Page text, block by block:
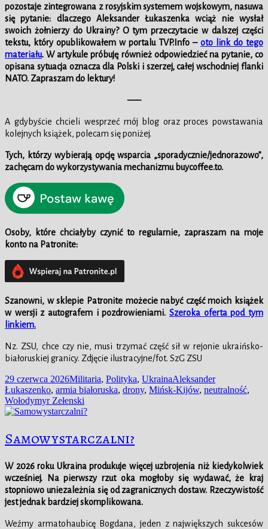
pozostaje zintegrowana z rosyjskim systemem wojskowym, nasuwa
się pytanie: dlaczego Aleksander Łukaszenka wciąż nie wysłał
swoich żołnierzy do Ukrainy? O tym przeczytacie w dalszej części
tekstu, który opublikowałem w portalu TVP.Info – oto link do tego
materiału. W artykule próbuję również odpowiedzieć na pytanie, co
opisana sytuacja oznacza dla Polski i szerzej, całej wschodniej flanki
NATO. Zapraszam do lektury!
—–
A gdybyście chcieli wesprzeć mój blog oraz proces powstawania
kolejnych książek, polecam się poniżej.
Tych, którzy wybierają opcję wsparcia „sporadycznie/jednorazowo”,
zachęcam do wykorzystywania mechanizmu buycoffee.to.
Osoby, które chciałyby czynić to regularnie, zapraszam na moje
konto na Patronite:
Szanowni, wsklepie Patronite możecie nabyć część moich książek
w wersji z autografem i pozdrowieniami. Szeroka oferta pod tym
linkiem.
Nz. ZSU, chce czy nie, musi trzymać część sił w rejonie ukraińsko-
białoruskiej granicy. Zdjęcie ilustracyjne/fot. SzG ZSU
Data
publikacji
29 czerwca 2026Kategorie
Militaria, Polityka, UkrainaTagi
Aleksander
Łukaszenko, armia białoruska, drony, Mińsk-Kijów, neutralność,
Wołodymyr Zełenski
Samowystarczalni?
W 2026 roku Ukraina produkuje więcej uzbrojenia niż kiedykolwiek
wcześniej. Na pierwszy rzut oka mogłoby się wydawać, że kraj
stopniowo uniezależnia się od zagranicznych dostaw. Rzeczywistość
jest jednak bardziej skomplikowana.
Weźmy armatohaubicę Bogdana, jeden z największych sukcesów